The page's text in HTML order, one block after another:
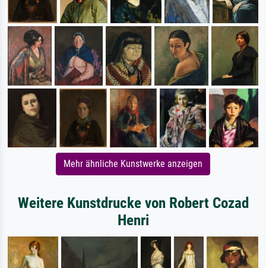
Mehr ähnliche Kunstwerke anzeigen
Weitere Kunstdrucke von Robert Cozad
Henri